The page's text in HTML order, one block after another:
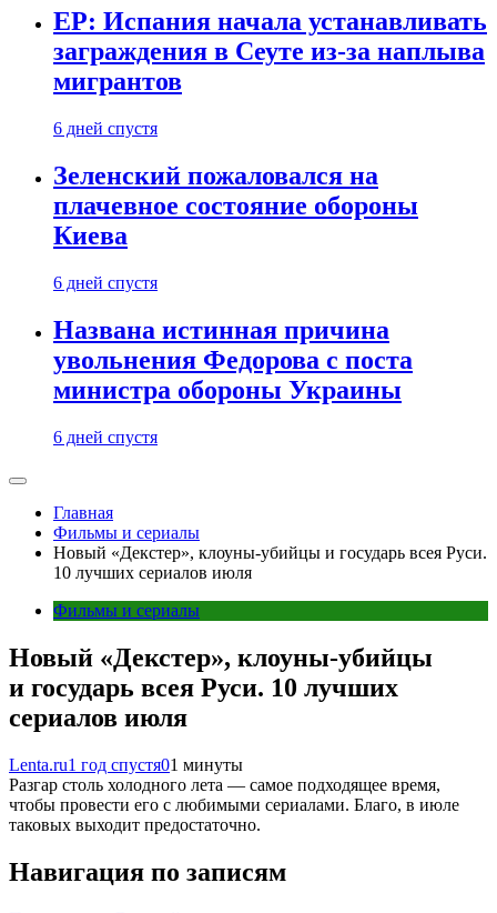
EP: Испания начала устанавливать
заграждения в Сеуте из-за наплыва
мигрантов
6 дней спустя
Зеленский пожаловался на
плачевное состояние обороны
Киева
6 дней спустя
Названа истинная причина
увольнения Федорова с поста
министра обороны Украины
6 дней спустя
Главная
Фильмы и сериалы
Новый «Декстер», клоуны-убийцы и государь всея Руси.
10 лучших сериалов июля
Фильмы и сериалы
Новый «Декстер», клоуны-убийцы
и государь всея Руси. 10 лучших
сериалов июля
Lenta.ru1 год спустя01 минуты
Разгар столь холодного лета — самое подходящее время,
чтобы провести его с любимыми сериалами. Благо, в июле
таковых выходит предостаточно.
Навигация по записям